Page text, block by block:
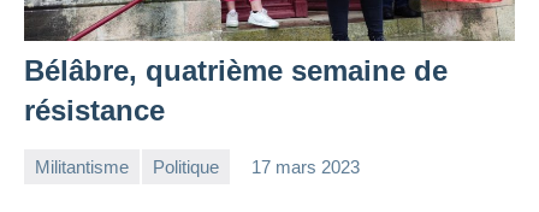
Bélâbre, quatrième semaine de
résistance
Militantisme Politique 17 mars 2023